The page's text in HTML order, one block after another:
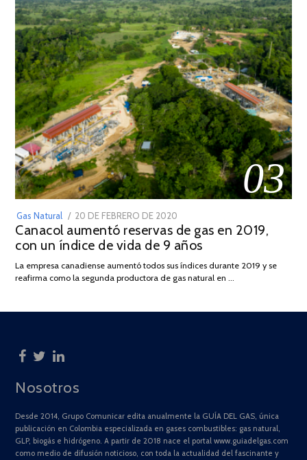
03
Gas Natural
POSTED
ON
20 DE FEBRERO DE 2020
DE
JULIO
2025
Canacol aumentó reservas de gas en 2019,
con un índice de vida de 9 años
La empresa canadiense aumentó todos sus índices durante 2019 y se
reafirma como la segunda productora de gas natural en …
Nosotros
Desde 2014, Grupo Comunicar edita anualmente la GUÍA DEL GAS, única
publicación en Colombia especializada en gases combustibles: gas natural,
GLP, biogás e hidrógeno. A partir de 2018 nace el portal www.guiadelgas.com
como medio de difusión noticioso, con toda la actualidad del fascinante y